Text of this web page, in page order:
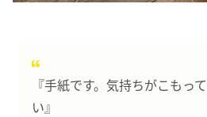
『手紙です。気持ちがこもっ
い』